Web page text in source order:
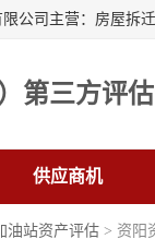
第三方评
供应商机
油站资产评估 > 资阳